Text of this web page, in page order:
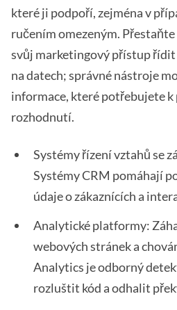
které ji podpoří, zejména v
ručením omezeným.
svůj marketingový přístup
na datech; správné nástroje
informace, které potřebujete
rozhodnutí.
Systémy řízení vztahů se
Systémy CRM pomáhají
údaje o zákaznících a
Analytické platformy:
webových stránek a
Analytics je odborný
rozluštit kód a odhalit